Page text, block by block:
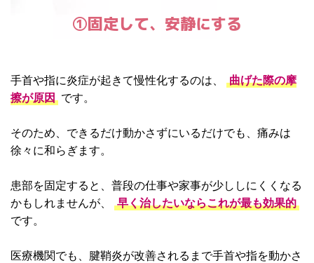
①固定して、安静にする
手首や指に炎症が起きて慢性化するのは、
曲げた際の摩
擦が原因 です。
そのため、できるだけ動かさずにいるだけでも、痛みは
徐々に和らぎます。
患部を固定すると、普段の仕事や家事が少ししにくくなる
かもしれませんが、
早く治したいならこれが最も効果的
です。
医療機関でも、腱鞘炎が改善されるまで手首や指を動かさ